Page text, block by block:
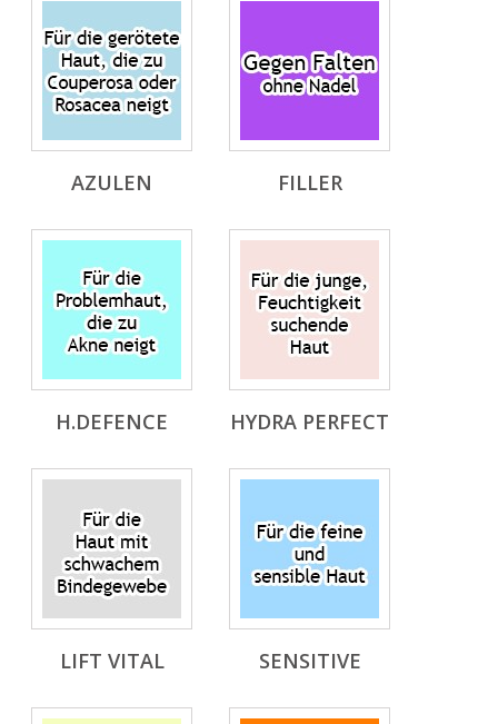
AZULEN FILLER
H.DEFENCE HYDRA PERFECT
LIFT VITAL SENSITIVE